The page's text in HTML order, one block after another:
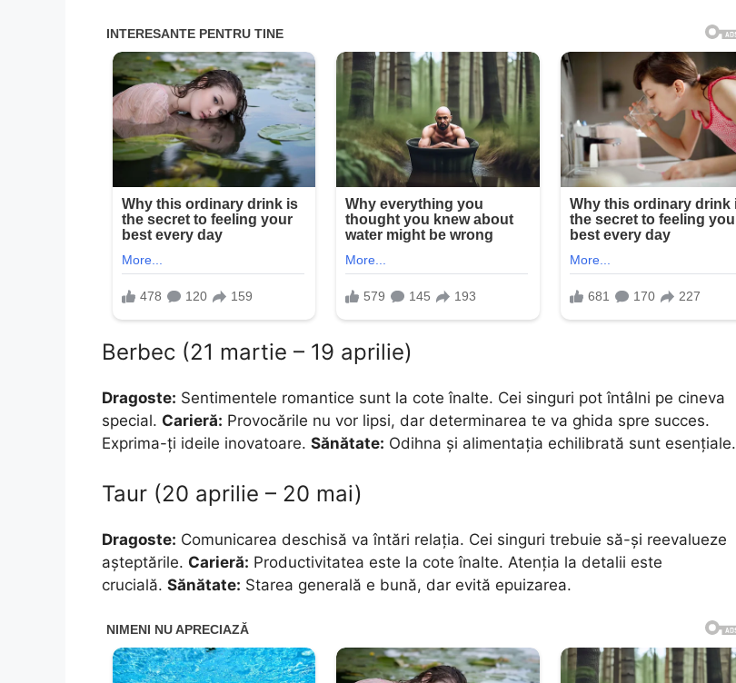
Berbec (21 martie – 19 aprilie)
Dragoste: Sentimentele romantice sunt la cote înalte. Cei singuri pot întâlni pe cineva
special. Carieră: Provocările nu vor lipsi, dar determinarea te va ghida spre succes.
Exprima-ți ideile inovatoare. Sănătate: Odihna și alimentația echilibrată sunt esențiale.
Taur (20 aprilie – 20 mai)
Dragoste: Comunicarea deschisă va întări relația. Cei singuri trebuie să-și reevalueze
așteptările. Carieră: Productivitatea este la cote înalte. Atenția la detalii este
crucială. Sănătate: Starea generală e bună, dar evită epuizarea.